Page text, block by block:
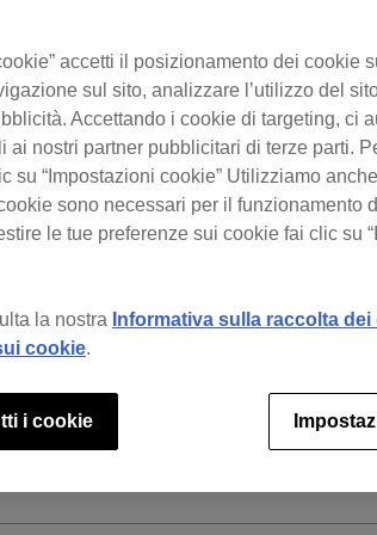
Per cosa ti serve aiuto?
da un controller?
accetti il posizionamento dei cookie
sul sito, analizzare l’utilizzo del
Accettando i cookie di targeting, ci
nostri partner pubblicitari di terze parti.
su “Impostazioni cookie” Utilizziamo
sono necessari per il funzionamento
le tue preferenze sui cookie fai clic su
la nostra Informativa sulla raccolta dei
cookie.
i cookie